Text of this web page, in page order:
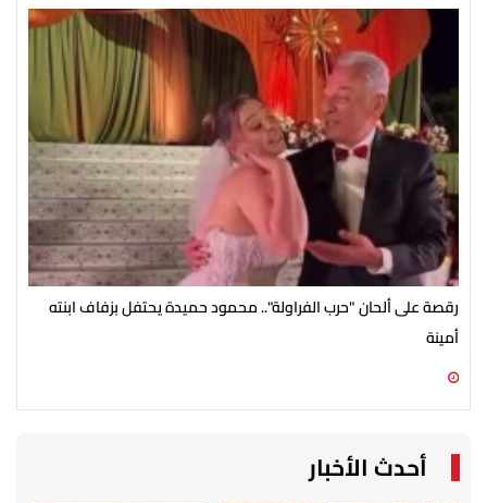
رقصة على ألحان "حرب الفراولة".. محمود حميدة يحتفل بزفاف ابنته
أمينة
أحدث الأخبار